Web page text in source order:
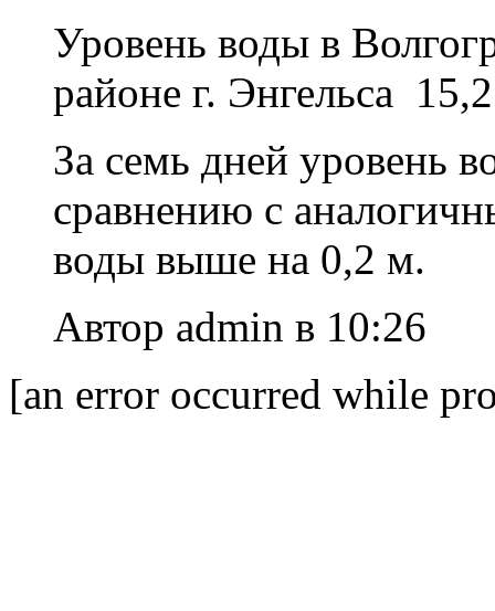
Уровень воды в
районе г. Энгельса
За семь дней уровень
сравнению с
воды выше на 0,2 м.
Автор admin в 10:26
[an error occurred while